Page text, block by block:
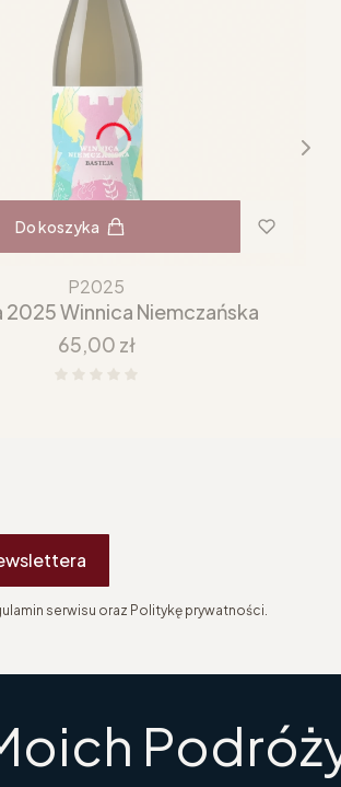
Do koszyka
P2025
2025 Winnica Niemczańska
Cena
65,00 zł
serwisu oraz Politykę prywatności.